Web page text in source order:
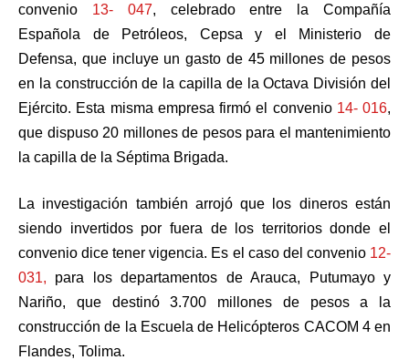
convenio 13- 047, celebrado entre la Compañía
Española de Petróleos, Cepsa y el Ministerio de
Defensa, que incluye un gasto de 45 millones de pesos
en la construcción de la capilla de la Octava División del
Ejército. Esta misma empresa firmó el convenio 14- 016,
que dispuso 20 millones de pesos para el mantenimiento
la capilla de la Séptima Brigada.
La investigación también arrojó que los dineros están
siendo invertidos por fuera de los territorios donde el
convenio dice tener vigencia. Es el caso del convenio 12-
031, para los departamentos de Arauca, Putumayo y
Nariño, que destinó 3.700 millones de pesos a la
construcción de la Escuela de Helicópteros CACOM 4 en
Flandes, Tolima.